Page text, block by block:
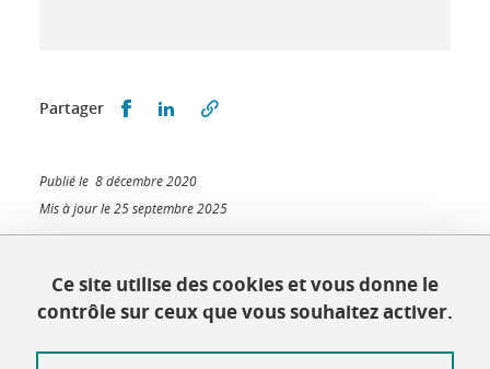
Partager Partager sur Facebook
Partager sur LinkedIn
Publié le 8 décembre 2020
Mis à jour le 25 septembre 2025
École doctorale EEATS
Ce site utilise des cookies et vous donne le
contrôle sur ceux que vous souhaitez activer.